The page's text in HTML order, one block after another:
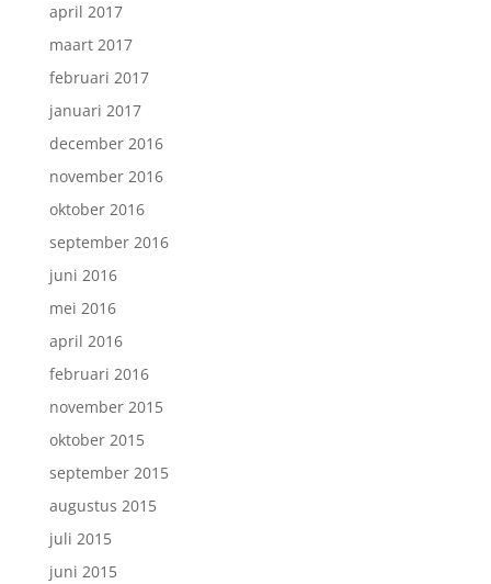
april 2017
maart 2017
februari 2017
januari 2017
december 2016
november 2016
oktober 2016
september 2016
juni 2016
mei 2016
april 2016
februari 2016
november 2015
oktober 2015
september 2015
augustus 2015
juli 2015
juni 2015